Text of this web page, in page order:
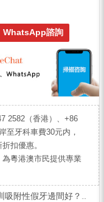
WhatsApp諮詢
2582（香港）、+86
至牙科車費30元内，
扣優惠。
粵港澳市民提供專業
性假牙邊間好？吸附性假牙可以使用幾耐？